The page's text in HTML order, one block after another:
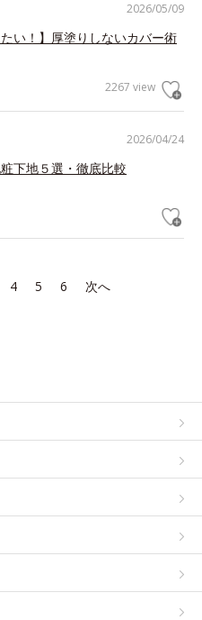
2026/05/09
たい！】厚塗りしないカバー術
2267 view
2026/04/24
下地５選・徹底比較
4 5 6 次へ